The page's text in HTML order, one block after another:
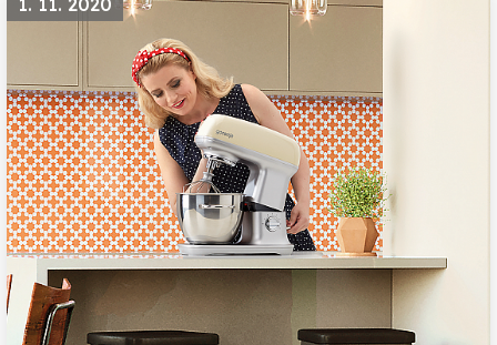
1. 11. 2020